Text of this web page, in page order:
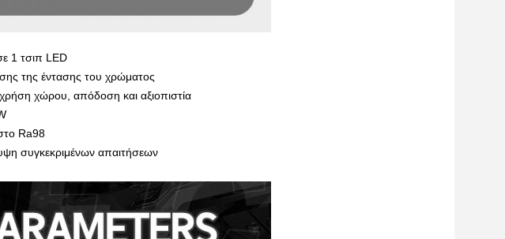
1 τσιπ LED
της έντασης του χρώματος
χώρου, απόδοση και αξιοπιστία
Ra98
συγκεκριμένων απαιτήσεων